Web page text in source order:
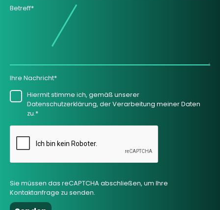
Betreff*
Ihre Nachricht*
Hiermit stimme ich, gemäß unserer
Datenschutzerklärung, der Verarbeitung meiner Daten
zu.*
Sie müssen das reCAPTCHA abschließen, um Ihre
Kontaktanfrage zu senden.